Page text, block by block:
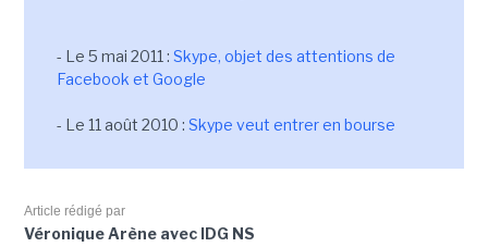
- Le 5 mai 2011 : Skype, objet des attentions de
Facebook et Google
- Le 11 août 2010 : Skype veut entrer en bourse
Article rédigé par
Véronique Arène avec IDG NS